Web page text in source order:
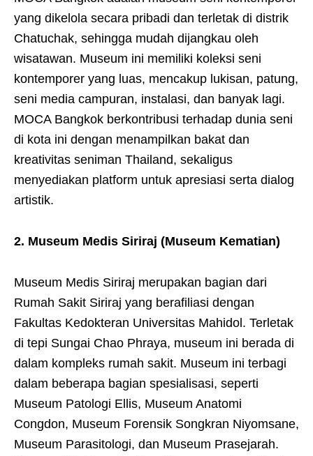
yang dikelola secara pribadi dan terletak di distrik
Chatuchak, sehingga mudah dijangkau oleh
wisatawan. Museum ini memiliki koleksi seni
kontemporer yang luas, mencakup lukisan, patung,
seni media campuran, instalasi, dan banyak lagi.
MOCA Bangkok berkontribusi terhadap dunia seni
di kota ini dengan menampilkan bakat dan
kreativitas seniman Thailand, sekaligus
menyediakan platform untuk apresiasi serta dialog
artistik.
2. Museum Medis Siriraj (Museum Kematian)
Museum Medis Siriraj merupakan bagian dari
Rumah Sakit Siriraj yang berafiliasi dengan
Fakultas Kedokteran Universitas Mahidol. Terletak
di tepi Sungai Chao Phraya, museum ini berada di
dalam kompleks rumah sakit. Museum ini terbagi
dalam beberapa bagian spesialisasi, seperti
Museum Patologi Ellis, Museum Anatomi
Congdon, Museum Forensik Songkran Niyomsane,
Museum Parasitologi, dan Museum Prasejarah.